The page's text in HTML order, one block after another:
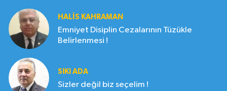
HALIS KAHRAMAN
Emniyet Disiplin Cezalarının Tüzükle
Belirlenmesi !
SIKI ADA
Sizler değil biz seçelim !